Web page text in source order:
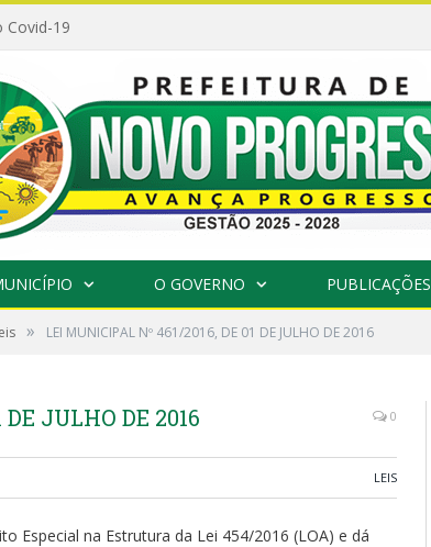
19
O GOVERNO PUBLICAÇÕES
» LEI MUNICIPAL Nº 461/2016, DE 01 DE JULHO DE 2016
JULHO DE 2016 0
LEIS
Especial na Estrutura da Lei 454/2016 (LOA) e dá